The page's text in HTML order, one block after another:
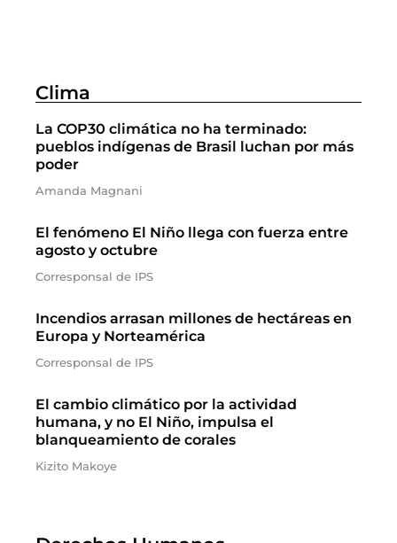
Clima
La COP30 climática no ha terminado:
pueblos indígenas de Brasil luchan por más
poder
Amanda Magnani
El fenómeno El Niño llega con fuerza entre
agosto y octubre
Corresponsal de IPS
Incendios arrasan millones de hectáreas en
Europa y Norteamérica
Corresponsal de IPS
El cambio climático por la actividad
humana, y no El Niño, impulsa el
blanqueamiento de corales
Kizito Makoye